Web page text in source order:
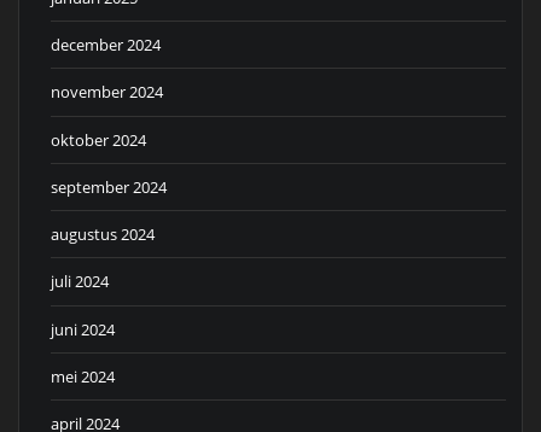
december 2024
november 2024
oktober 2024
september 2024
augustus 2024
juli 2024
juni 2024
mei 2024
april 2024